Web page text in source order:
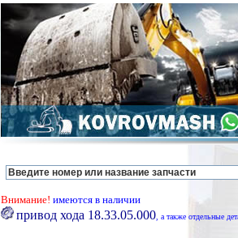
Внимание! имеются в наличии
привод хода 18.33.05.000, а также отдельные